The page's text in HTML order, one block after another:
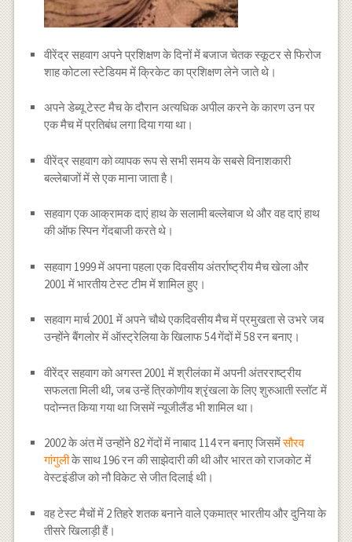
वीरेंद्र सहवाग अपने प्रशिक्षण के दिनों में बजाज चेतक स्कूटर से फिरोज
शाह कोटला स्टेडियम में क्रिकेट का प्रशिक्षण लेने जाते थे।
अपने डेब्यू टेस्ट मैच के दौरान अत्यधिक अपील करने के कारण उन पर
एक मैच में प्रतिबंध लगा दिया गया था।
वीरेंद्र सहवाग को व्यापक रूप से सभी समय के सबसे विनाशकारी
बल्लेबाजों में से एक माना जाता है।
सहवाग एक आक्रामक दाएं हाथ के सलामी बल्लेबाज थे और वह दाएं हाथ
की ऑफ स्पिन गेंदबाजी करते थे।
सहवाग 1999 में अपना पहला एक दिवसीय अंतर्राष्ट्रीय मैच खेला और
2001 में भारतीय टेस्ट टीम में शामिल हुए।
सहवाग मार्च 2001 में अपने चौथे एकदिवसीय मैच में प्रमुखता से उभरे जब
उन्होंने बैंगलोर में ऑस्ट्रेलिया के खिलाफ 54 गेंदों में 58 रन बनाए।
वीरेंद्र सहवाग को अगस्त 2001 में श्रीलंका में अपनी अंतरराष्ट्रीय
सफलता मिली थी, जब उन्हें त्रिकोणीय श्रृंखला के लिए शुरुआती स्लॉट में
पदोन्नत किया गया था जिसमें न्यूजीलैंड भी शामिल था।
2002 के अंत में उन्होंने 82 गेंदों में नाबाद 114 रन बनाए जिसमेंसौरव
गांगुलीके साथ 196 रन की साझेदारी की थी और भारत को राजकोट में
वेस्टइंडीज को नौ विकेट से जीत दिलाई थी।
वह टेस्ट मैचों में 2 तिहरे शतक बनाने वाले एकमात्र भारतीय और दुनिया के
तीसरे खिलाड़ी हैं।